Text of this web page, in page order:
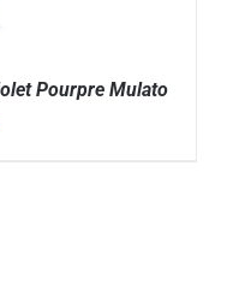
Pourpre Mulato